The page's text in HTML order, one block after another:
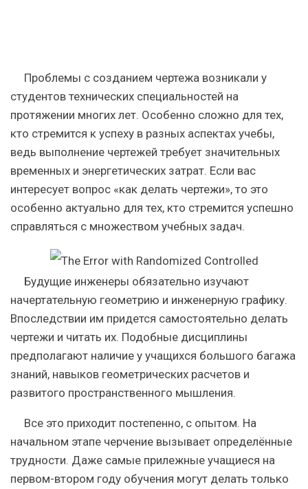
Проблемы с созданием чертежа возникали у
студентов технических специальностей на
протяжении многих лет. Особенно сложно для тех,
кто стремится к успеху в разных аспектах учебы,
ведь выполнение чертежей требует значительных
временных и энергетических затрат. Если вас
интересует вопрос «как делать чертежи», то это
особенно актуально для тех, кто стремится успешно
справляться с множеством учебных задач.
Будущие инженеры обязательно изучают
начертательную геометрию и инженерную графику.
Впоследствии им придется самостоятельно делать
чертежи и читать их. Подобные дисциплины
предполагают наличие у учащихся большого багажа
знаний, навыков геометрических расчетов и
развитого пространственного мышления.
Все это приходит постепенно, с опытом. На
начальном этапе черчение вызывает определённые
трудности. Даже самые прилежные учащиеся на
первом-втором году обучения могут делать только